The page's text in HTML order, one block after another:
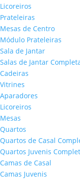
Licoreiros
Prateleiras
Mesas de Centro
Módulo Prateleiras
Sala de Jantar
Salas de Jantar
Cadeiras
Vitrines
Aparadores
Licoreiros
Mesas
Quartos
Quartos de Casal
Quartos Juvenis
Camas de Casal
Camas Juvenis